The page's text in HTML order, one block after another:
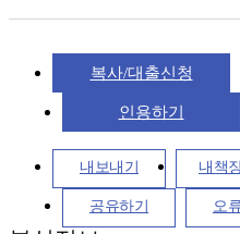
복사/대출신청
인용하기
내보내기 내책
공유하기 오